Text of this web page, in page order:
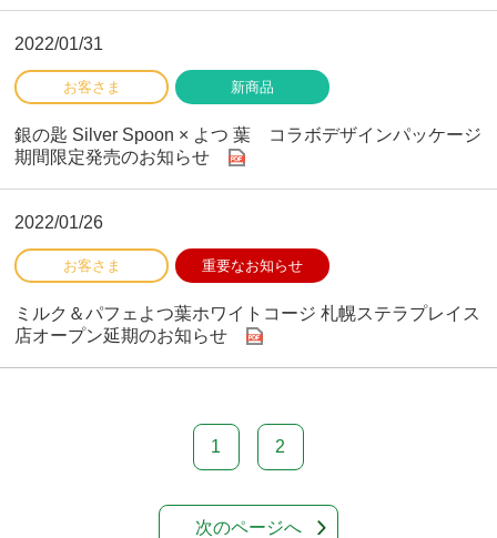
2022/01/31
銀の匙 Silver Spoon × よつ 葉 コラボデザインパッケージ
期間限定発売のお知らせ
2022/01/26
ミルク＆パフェよつ葉ホワイトコージ 札幌ステラプレイス
店オープン延期のお知らせ
1 2
次のページへ